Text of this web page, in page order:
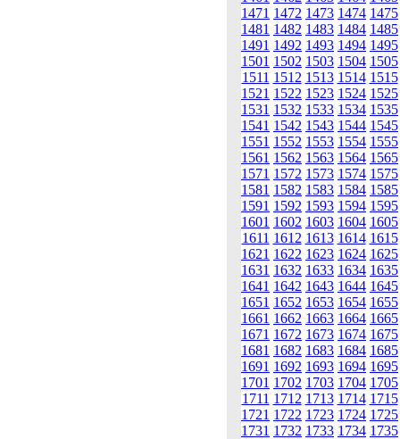
1471 1472 1473 1474 1475
1481 1482 1483 1484 1485
1491 1492 1493 1494 1495
1501 1502 1503 1504 1505
1511 1512 1513 1514 1515
1521 1522 1523 1524 1525
1531 1532 1533 1534 1535
1541 1542 1543 1544 1545
1551 1552 1553 1554 1555
1561 1562 1563 1564 1565
1571 1572 1573 1574 1575
1581 1582 1583 1584 1585
1591 1592 1593 1594 1595
1601 1602 1603 1604 1605
1611 1612 1613 1614 1615
1621 1622 1623 1624 1625
1631 1632 1633 1634 1635
1641 1642 1643 1644 1645
1651 1652 1653 1654 1655
1661 1662 1663 1664 1665
1671 1672 1673 1674 1675
1681 1682 1683 1684 1685
1691 1692 1693 1694 1695
1701 1702 1703 1704 1705
1711 1712 1713 1714 1715
1721 1722 1723 1724 1725
1731 1732 1733 1734 1735